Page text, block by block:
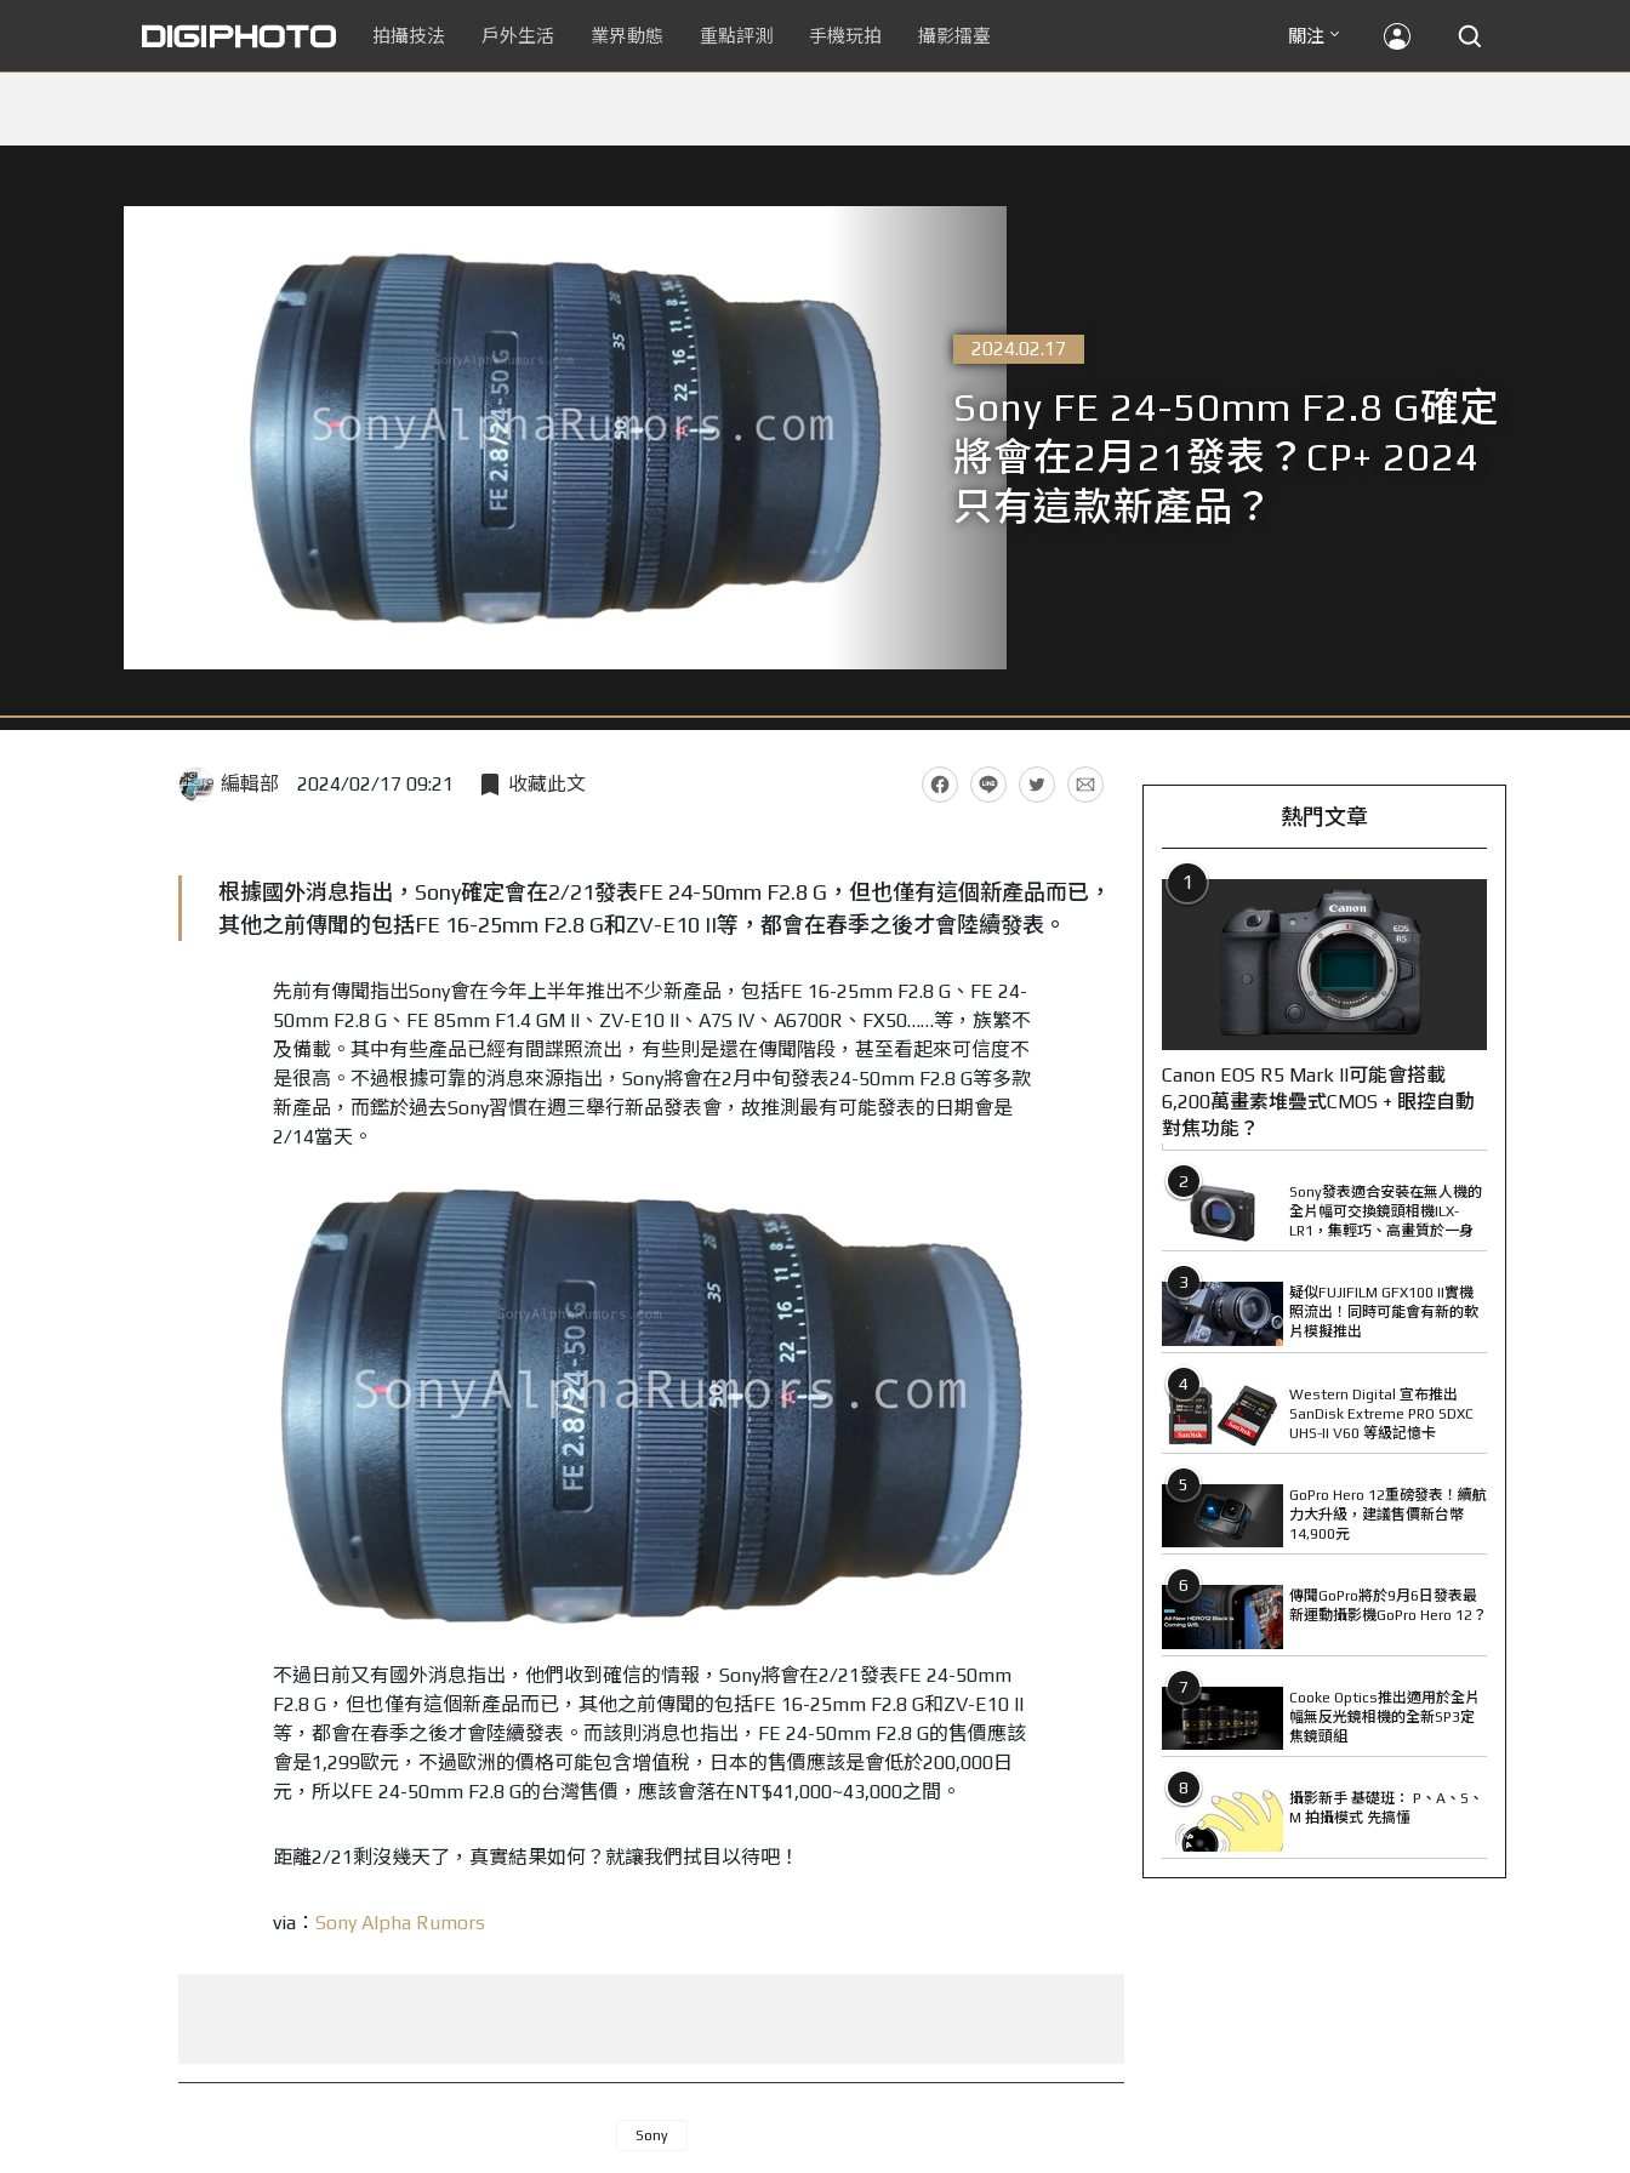
拍攝技法 戶外生活 業界動態 重點評測 手機玩拍 攝影擂臺 關注
2024.02.17
Sony FE 24-50mm F2.8 G確定
將會在2月21發表？CP+ 2024
只有這款新產品？
編輯部 2024/02/17 09:21 收藏此文
根據國外消息指出，Sony確定會在2/21發表FE 24-50mm F2.8 G，但也僅有這個新產品而已，
其他之前傳聞的包括FE 16-25mm F2.8 G和ZV-E10 II等，都會在春季之後才會陸續發表。
先前有傳聞指出Sony會在今年上半年推出不少新產品，包括FE 16-25mm F2.8 G、FE 24-
50mm F2.8 G、FE 85mm F1.4 GM II、ZV-E10 II、A7S IV、A6700R、FX50……等，族繁不
及備載。其中有些產品已經有間諜照流出，有些則是還在傳聞階段，甚至看起來可信度不
是很高。不過根據可靠的消息來源指出，Sony將會在2月中旬發表24-50mm F2.8 G等多款
新產品，而鑑於過去Sony習慣在週三舉行新品發表會，故推測最有可能發表的日期會是
2/14當天。
不過日前又有國外消息指出，他們收到確信的情報，Sony將會在2/21發表FE 24-50mm
F2.8 G，但也僅有這個新產品而已，其他之前傳聞的包括FE 16-25mm F2.8 G和ZV-E10 II
等，都會在春季之後才會陸續發表。而該則消息也指出，FE 24-50mm F2.8 G的售價應該
會是1,299歐元，不過歐洲的價格可能包含增值稅，日本的售價應該是會低於200,000日
元，所以FE 24-50mm F2.8 G的台灣售價，應該會落在NT$41,000~43,000之間。
距離2/21剩沒幾天了，真實結果如何？就讓我們拭目以待吧！
via： Sony Alpha Rumors
Sony
熱門文章
1
Canon EOS R5 Mark II可能會搭載
6,200萬畫素堆疊式CMOS + 眼控自動
對焦功能？
2
Sony發表適合安裝在無人機的
全片幅可交換鏡頭相機ILX-
LR1，集輕巧、高畫質於一身
3
疑似FUJIFILM GFX100 II實機
照流出！同時可能會有新的軟
片模擬推出
4
Western Digital 宣布推出
SanDisk Extreme PRO SDXC
UHS-II V60 等級記憶卡
5
GoPro Hero 12重磅發表！續航
力大升級，建議售價新台幣
14,900元
6
傳聞GoPro將於9月6日發表最
新運動攝影機GoPro Hero 12？
7
Cooke Optics推出適用於全片
幅無反光鏡相機的全新SP3定
焦鏡頭組
8
攝影新手 基礎班： P、A、S、
M 拍攝模式 先搞懂